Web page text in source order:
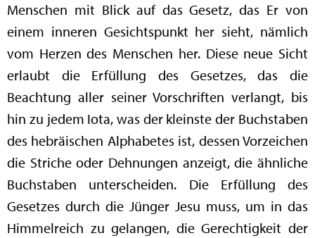
Menschen mit Blick auf das Gesetz, das Er von
einem inneren Gesichtspunkt her sieht, nämlich
vom Herzen des Menschen her. Diese neue Sicht
erlaubt die Erfüllung des Gesetzes, das die
Beachtung aller seiner Vorschriften verlangt, bis
hin zu jedem Iota, was der kleinste der Buchstaben
des hebräischen Alphabetes ist, dessen Vorzeichen
die Striche oder Dehnungen anzeigt, die ähnliche
Buchstaben unterscheiden. Die Erfüllung des
Gesetzes durch die Jünger Jesu muss, um in das
Himmelreich zu gelangen, die Gerechtigkeit der